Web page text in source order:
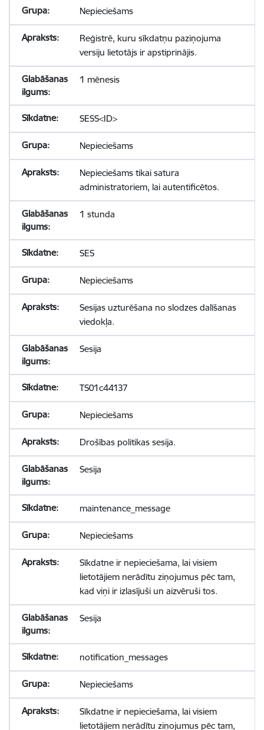
Nepieciešams
Reģistrē, kuru sīkdatņu paziņojuma
versiju lietotājs ir apstiprinājis.
1 mēnesis
SESS<ID>
Nepieciešams
Nepieciešams tikai satura
administratoriem, lai autentificētos.
1 stunda
SES
Nepieciešams
Sesijas uzturēšana no slodzes dalīšanas
viedokļa.
Sesija
TS01c44137
Nepieciešams
Drošības politikas sesija.
Sesija
maintenance_message
Nepieciešams
Sīkdatne ir nepieciešama, lai visiem
lietotājiem nerādītu ziņojumus pēc tam,
kad viņi ir izlasījuši un aizvēruši tos.
Sesija
notification_messages
Nepieciešams
Sīkdatne ir nepieciešama, lai visiem
lietotājiem nerādītu ziņojumus pēc tam,